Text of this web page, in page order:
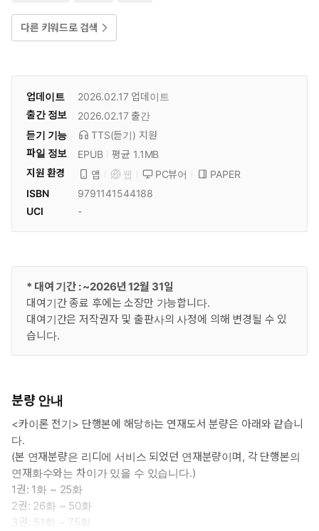
다른 키워드로 검색
업데이트 2026.02.17업데이트
출간 정보
2026.02.17 출간
듣기 기능
TTS(듣기) 지원
파일 정보
EPUB
평균 1.1MB
지원 환경
앱 웹 PC뷰어
PAPER
ISBN
9791141544188
UCI
-
* 대여 기간 : ~2026년 12월 31일
대여기간 종료 후에는 소장만 가능합니다.
대여기간은 저작권자 및 출판사의 사정에 의해 변경될 수 있
습니다.
분량 안내
<카이론 전기> 단행본에 해당하는 연재도서 분량은 아래와 같습니
다.
(본 연재분량은 리디에 서비스 되었던 연재분량이며, 각 단행본의
연재화수와는 차이가 있을 수 있습니다.)
1권: 1화 ~ 25화
2권: 26화 ~ 50화
3권: 51화 ~ 75화